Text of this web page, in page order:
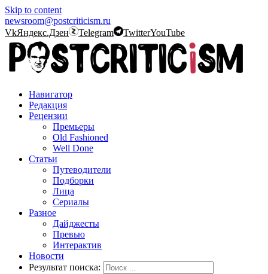
Skip to content
newsroom@postcriticism.ru
VkЯндекс.Дзен Telegram TwitterYouTube
Навигатор
Редакция
Рецензии
Премьеры
Old Fashioned
Well Done
Статьи
Путеводители
Подборки
Лица
Сериалы
Разное
Дайджесты
Превью
Интерактив
Новости
Результат поиска: